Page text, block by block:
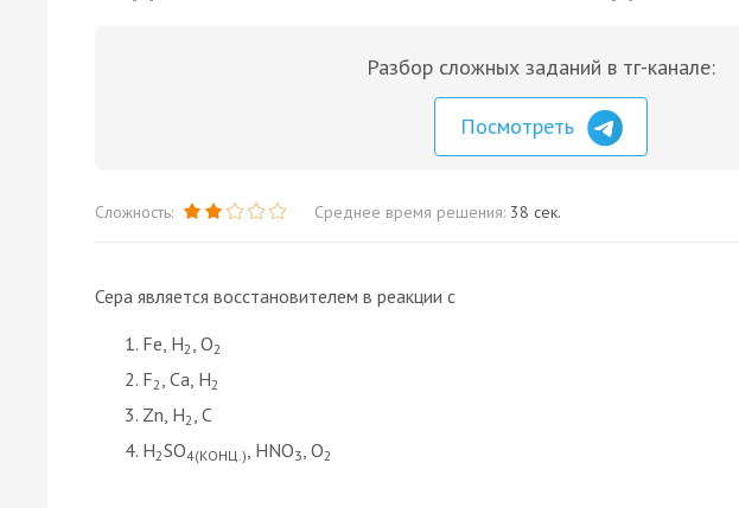
Разбор сложных заданий в тг-канале:
Посмотреть
Сложность: Среднее время решения: 38 сек.
Сера является восстановителем в реакции с
Fe, H2 , О2
F2 , Ca, H2
Zn, H2 , C
H2SO4(КОНЦ.) , HNO3 , О2